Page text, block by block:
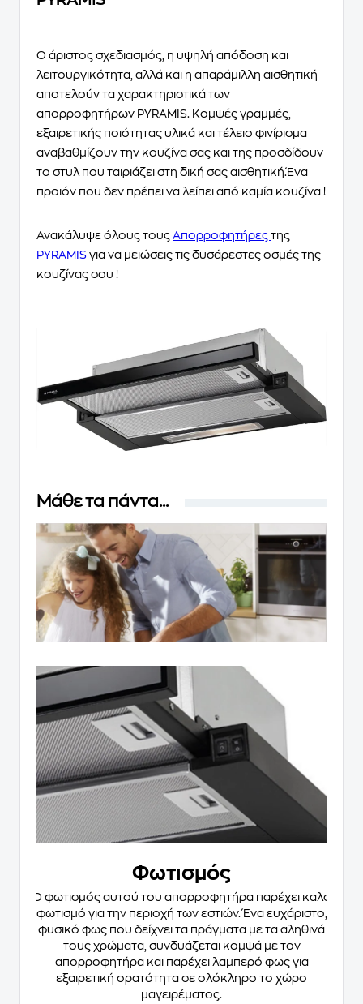
Ο άριστος σχεδιασμός, η υψηλή απόδοση και
λειτουργικότητα, αλλά και η απαράμιλλη αισθητική
αποτελούν τα χαρακτηριστικά των
απορροφητήρων PYRAMIS. Κομψές γραμμές,
εξαιρετικής ποιότητας υλικά και τέλειο φινίρισμα
αναβαθμίζουν την κουζίνα σας και της προσδίδουν
το στυλ που ταιριάζει στη δική σας αισθητική.Ένα
προιόν που δεν πρέπει να λείπει από καμία κουζίνα !
Ανακάλυψε όλους τους Απορροφητήρες της
PYRAMIS για να μειώσεις τις δυσάρεστες οσμές της
κουζίνας σου !
Μάθε τα πάντα...
Φωτισμός
Ο φωτισμός αυτού του απορροφητήρα παρέχει καλό
φωτισμό για την περιοχή των εστιών. Ένα ευχάριστο,
φυσικό φως που δείχνει τα πράγματα με τα αληθινά
τους χρώματα, συνδυάζεται κομψά με τον
απορροφητήρα και παρέχει λαμπερό φως για
εξαιρετική ορατότητα σε ολόκληρο το χώρο
μαγειρέματος.